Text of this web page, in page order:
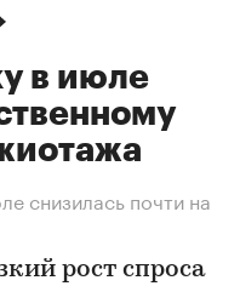
в июле
снизилась почти на
рост спроса